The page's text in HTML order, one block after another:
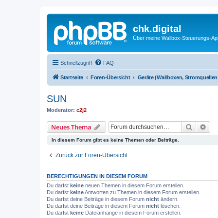
chk.digital
Über meine Wallbox-Steuerungs-
Schnellzugriff FAQ
Startseite Foren-Übersicht Geräte (Wallboxen,
SUN
Moderator: c2j2
Neues Thema Suche
In diesem Forum gibt es keine Themen oder Beiträge.
Zurück zur Foren-Übersicht
BERECHTIGUNGEN IN DIESEM FORUM
Du darfst keine neuen Themen in diesem Forum erstellen.
Du darfst keineAntworten zu Themen in diesem Forum erstellen.
Du darfst deine Beiträge in diesem Forum nicht ändern.
Du darfst deine Beiträge in diesem Forum nicht löschen.
Du darfst keine Dateianhänge in diesem Forum erstellen.